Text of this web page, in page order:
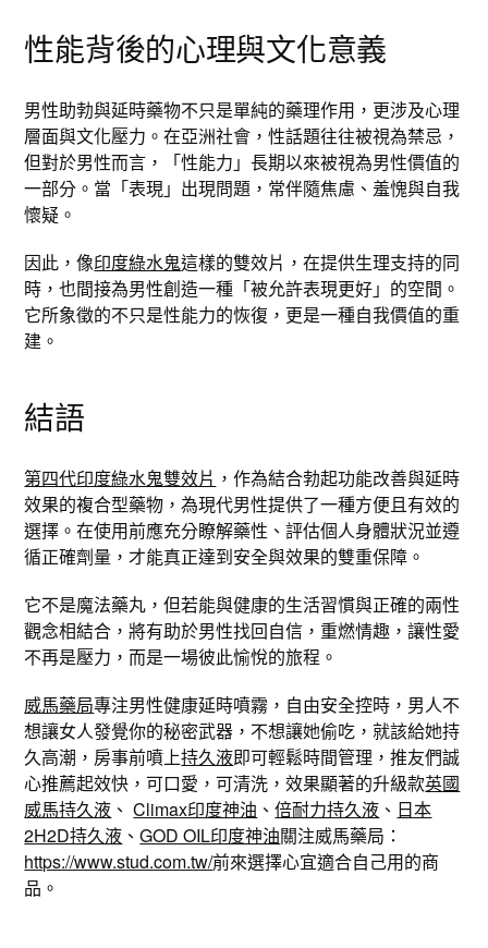
性能背後的心理與文化意義
男性助勃與延時藥物不只是單純的藥理作用，更涉及心理
層面與文化壓力。在亞洲社會，性話題往往被視為禁忌，
但對於男性而言，「性能力」長期以來被視為男性價值的
一部分。當「表現」出現問題，常伴隨焦慮、羞愧與自我
懷疑。
因此，像印度綠水鬼這樣的雙效片，在提供生理支持的同
時，也間接為男性創造一種「被允許表現更好」的空間。
它所象徵的不只是性能力的恢復，更是一種自我價值的重
建。
結語
第四代印度綠水鬼雙效片 ，作為結合勃起功能改善與延時
效果的複合型藥物，為現代男性提供了一種方便且有效的
選擇。在使用前應充分瞭解藥性、評估個人身體狀況並遵
循正確劑量，才能真正達到安全與效果的雙重保障。
它不是魔法藥丸，但若能與健康的生活習慣與正確的兩性
觀念相結合，將有助於男性找回自信，重燃情趣，讓性愛
不再是壓力，而是一場彼此愉悅的旅程。
威馬藥局專注男性健康延時噴霧，自由安全控時，男人不
想讓女人發覺你的秘密武器，不想讓她偷吃，就該給她持
久高潮，房事前噴上持久液即可輕鬆時間管理，推友們誠
心推薦起效快，可口愛，可清洗，效果顯著的升級款英國
威馬持久液 、Climax印度神油 、倍耐力持久液 、 日本
2H2D持久液 、GOD OIL印度神油關注威馬藥局：
https://www.stud.com.tw/前來選擇心宜適合自己用的商
品。